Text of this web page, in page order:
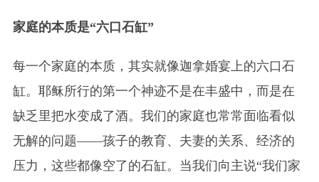
家庭的本质是“六口石缸”
每一个家庭的本质，其实就像迦拿婚宴上的六口石
缸。耶稣所行的第一个神迹不是在丰盛中，而是在
缺乏里把水变成了酒。我们的家庭也常常面临看似
无解的问题——孩子的教育、夫妻的关系、经济的
压力，这些都像空了的石缸。当我们向主说“我们家